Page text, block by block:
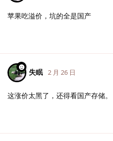
苹果吃溢价，坑的全是国产
失眠 2 月 26 日
这涨价太黑了，还得看国产存储。